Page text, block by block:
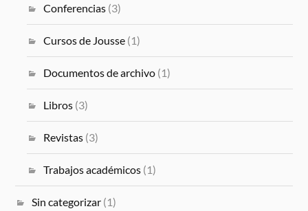
Conferencias(3)
Cursos de Jousse(1)
Documentos de archivo(1)
Libros(3)
Revistas(3)
Trabajos académicos(1)
Sin categorizar (1)